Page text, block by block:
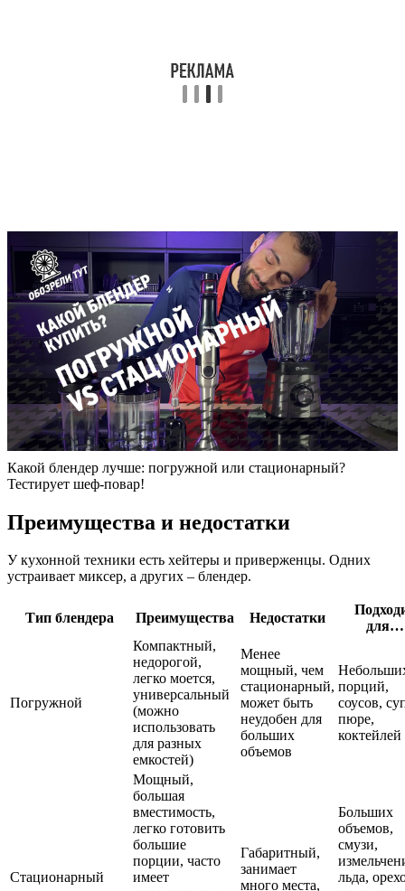
Какой блендер лучше: погружной или стационарный?
Тестирует шеф-повар!
Преимущества и недостатки
У кухонной техники есть хейтеры и приверженцы. Одних
устраивает миксер, а других – блендер.
Тип блендера Преимущества Недостатки
для…
Погружной
Компактный,
недорогой,
легко моется,
универсальный
(можно
использовать
для разных
емкостей)
Менее
мощный, чем
стационарный,
может быть
неудобен для
больших
объемов
порций,
соусов,
пюре,
коктейлей
Стационарный
Мощный,
большая
вместимость,
легко готовить
большие
порции, часто
имеет
Габаритный,
занимает
много места,
Больших
объемов,
смузи,
льда,